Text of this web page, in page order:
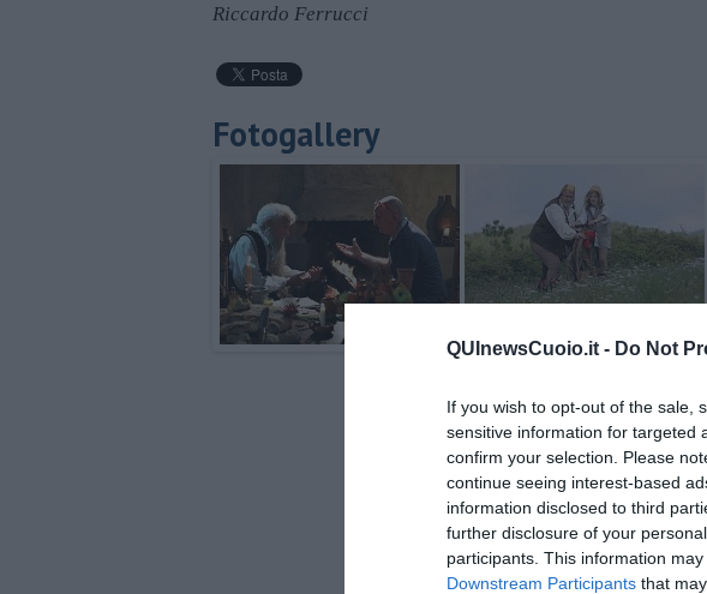
QUInewsCuoio.it - Do Not
If you wish to opt-out of the sale,
sensitive information for targeted
confirm your selection. Please
continue seeing interest-based
information disclosed to third
further disclosure of your
participants. This information
Downstream Participants that
Riccardo Ferrucci
Fotogallery